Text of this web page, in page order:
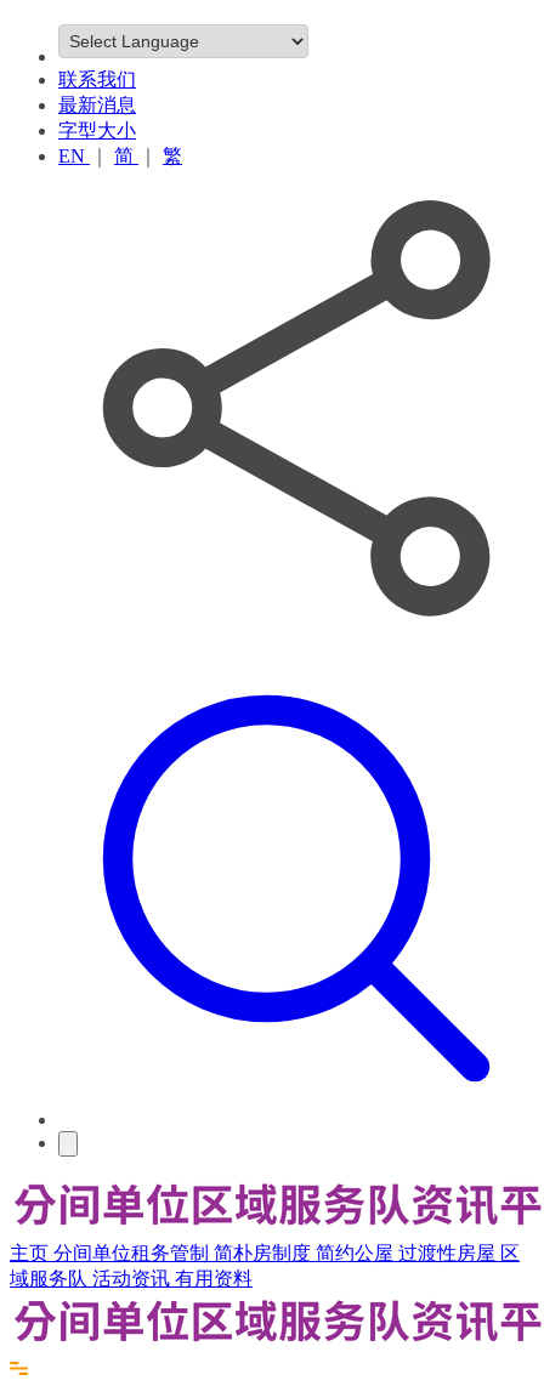
联系我们
最新消息
字型大小
EN
简 繁
主页 分间单位租务管制 简朴房制度 简约公屋 过渡性房屋 区
域服务队 活动资讯 有用资料